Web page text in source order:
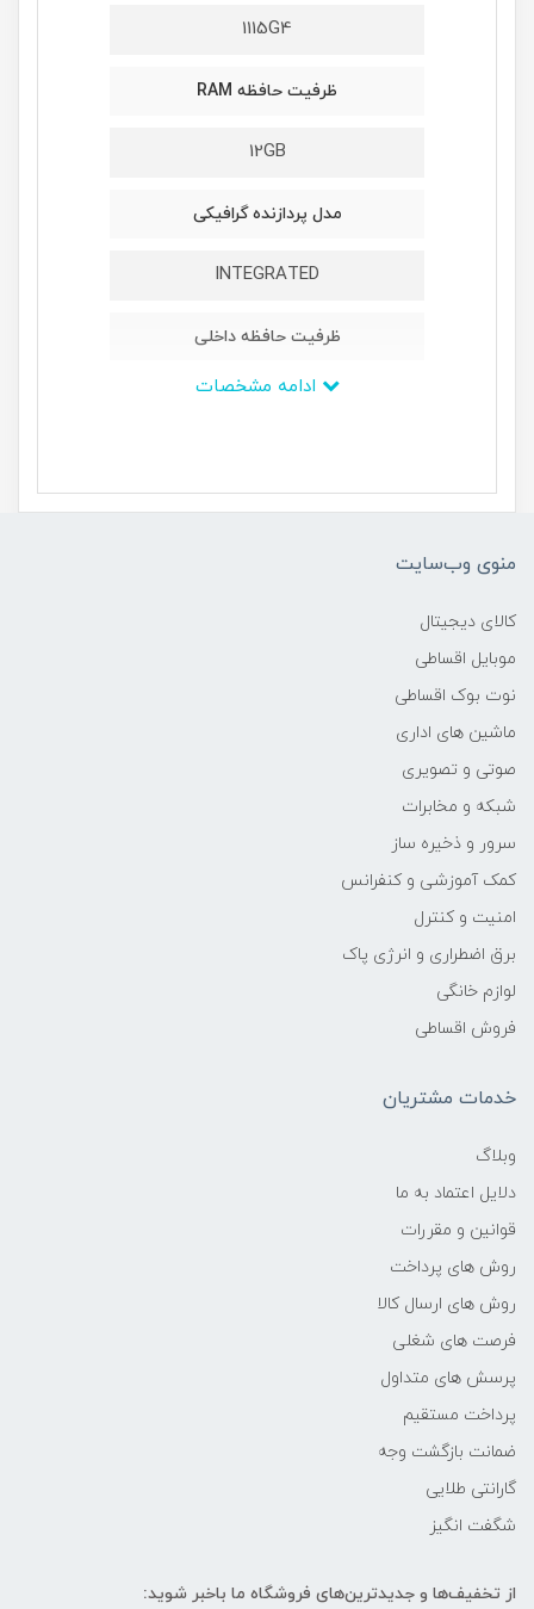
1115G4
ظرفیت حافظه RAM
12GB
مدل پردازنده گرافیکی
INTEGRATED
ظرفیت حافظه داخلی
512GB SSD
-
منوی وب‌سایت
کالای دیجیتال
موبایل اقساطی
نوت بوک اقساطی
ماشین های اداری
صوتی و تصویری
شبکه و مخابرات
سرور و ذخیره ساز
کمک آموزشی و کنفرانس
امنیت و کنترل
برق اضطراری و انرژی پاک
لوازم خانگی
فروش اقساطی
خدمات مشتریان
وبلاگ
دلایل اعتماد به ما
قوانین و مقررات
روش های پرداخت
روش های ارسال کالا
فرصت های شغلی
پرسش های متداول
پرداخت مستقیم
ضمانت بازگشت وجه
گارانتی طلایی
شگفت انگیز
از تخفیف‌ها و جدیدترین‌های فروشگاه ما باخبر شوید: